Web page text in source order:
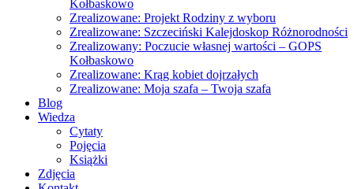
Kołbaskowo
Zrealizowane: Projekt Rodziny z wyboru
Zrealizowane: Szczeciński Kalejdoskop Różnorodności
Zrealizowany: Poczucie własnej wartości – GOPS
Kołbaskowo
Zrealizowane: Krąg kobiet dojrzałych
Zrealizowane: Moja szafa – Twoja szafa
Blog
Wiedza
Cytaty
Pojęcia
Książki
Zdjęcia